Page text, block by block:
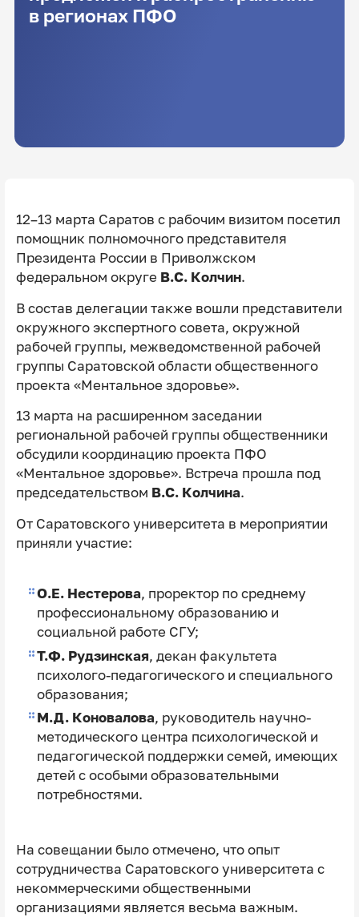
в регионах ПФО
12–13 марта Саратов с рабочим визитом посетил
помощник полномочного представителя
Президента России в Приволжском
федеральном округе В.С. Колчин.
В состав делегации также вошли представители
окружного экспертного совета, окружной
рабочей группы, межведомственной рабочей
группы Саратовской области общественного
проекта «Ментальное здоровье».
13 марта на расширенном заседании
региональной рабочей группы общественники
обсудили координацию проекта ПФО
«Ментальное здоровье». Встреча прошла под
председательством В.С. Колчина.
От Саратовского университета в мероприятии
приняли участие:
О.Е. Нестерова, проректор по среднему
профессиональному образованию и
социальной работе СГУ;
Т.Ф. Рудзинская, декан факультета
психолого-педагогического и специального
образования;
М.Д. Коновалова, руководитель научно-
методического центра психологической и
педагогической поддержки семей, имеющих
детей с особыми образовательными
потребностями.
На совещании было отмечено, что опыт
сотрудничества Саратовского университета с
некоммерческими общественными
организациями является весьма важным.